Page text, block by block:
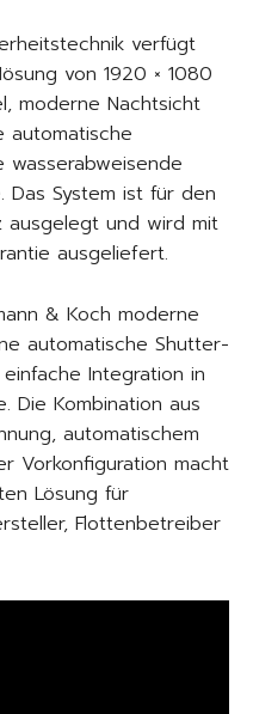
verfügt
von 1920 × 1080
moderne Nachtsicht
automatische
wasserabweisende
Das System ist für den
ausgelegt und wird mit
ausgeliefert.
& Koch moderne
automatische Shutter-
Integration in
Die Kombination aus
automatischem
Vorkonfiguration macht
Lösung für
Flottenbetreiber